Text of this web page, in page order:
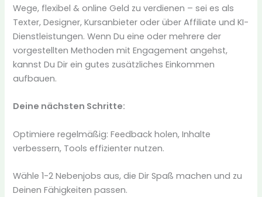
Wege, flexibel & online Geld zu verdienen – sei es als
Texter, Designer, Kursanbieter oder über Affiliate und KI-
Dienstleistungen. Wenn Du eine oder mehrere der
vorgestellten Methoden mit Engagement angehst,
kannst Du Dir ein gutes zusätzliches Einkommen
aufbauen.
Deine nächsten Schritte:
Optimiere regelmäßig: Feedback holen, Inhalte
verbessern, Tools effizienter nutzen.
Wähle 1-2 Nebenjobs aus, die Dir Spaß machen und zu
Deinen Fähigkeiten passen.